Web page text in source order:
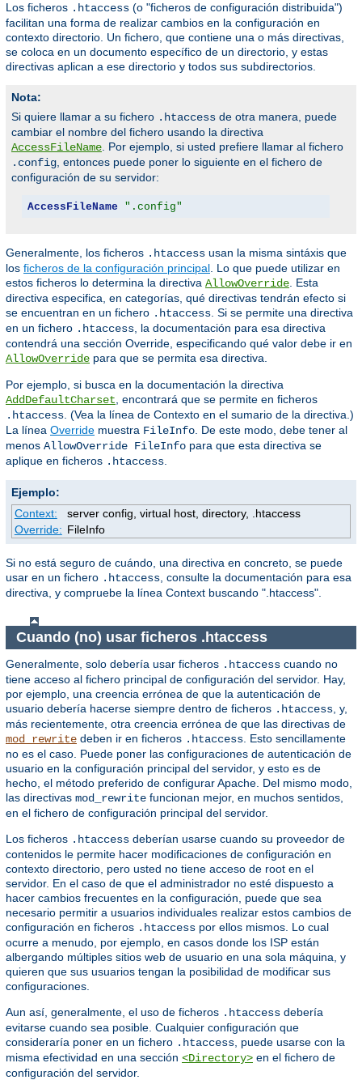
Los ficheros .htaccess (o "ficheros de configuración distribuida")
facilitan una forma de realizar cambios en la configuración en
contexto directorio. Un fichero, que contiene una o más directivas,
se coloca en un documento específico de un directorio, y estas
directivas aplican a ese directorio y todos sus subdirectorios.
Nota:
Si quiere llamar a su fichero .htaccess de otra manera, puede
cambiar el nombre del fichero usando la directiva
AccessFileName. Por ejemplo, si usted prefiere llamar al fichero
.config, entonces puede poner lo siguiente en el fichero de
configuración de su servidor:
AccessFileName ".config"
Generalmente, los ficheros .htaccess usan la misma sintáxis que
los ficheros de la configuración principal. Lo que puede utilizar en
estos ficheros lo determina la directiva AllowOverride. Esta
directiva especifica, en categorías, qué directivas tendrán efecto si
se encuentran en un fichero .htaccess. Si se permite una directiva
en un fichero .htaccess, la documentación para esa directiva
contendrá una sección Override, especificando qué valor debe ir en
AllowOverride para que se permita esa directiva.
Por ejemplo, si busca en la documentación la directiva
AddDefaultCharset, encontrará que se permite en ficheros
.htaccess. (Vea la línea de Contexto en el sumario de la directiva.)
La línea Override muestra FileInfo. De este modo, debe tener al
menos AllowOverride FileInfo para que esta directiva se
aplique en ficheros .htaccess.
Ejemplo:
Context:
server config, virtual host, directory, .htaccess
Override: FileInfo
Si no está seguro de cuándo, una directiva en concreto, se puede
usar en un fichero .htaccess, consulte la documentación para esa
directiva, y compruebe la línea Context buscando ".htaccess".
Cuando (no) usar ficheros .htaccess
Generalmente, solo debería usar ficheros .htaccess cuando no
tiene acceso al fichero principal de configuración del servidor. Hay,
por ejemplo, una creencia errónea de que la autenticación de
usuario debería hacerse siempre dentro de ficheros .htaccess , y,
más recientemente, otra creencia errónea de que las directivas de
mod_rewrite deben ir en ficheros .htaccess . Esto sencillamente
no es el caso. Puede poner las configuraciones de autenticación de
usuario en la configuración principal del servidor, y esto es de
hecho, el método preferido de configurar Apache. Del mismo modo,
las directivas mod_rewrite funcionan mejor, en muchos sentidos,
en el fichero de configuración principal del servidor.
Los ficheros .htaccess deberían usarse cuando su proveedor de
contenidos le permite hacer modificaciones de configuración en
contexto directorio, pero usted no tiene acceso de root en el
servidor. En el caso de que el administrador no esté dispuesto a
hacer cambios frecuentes en la configuración, puede que sea
necesario permitir a usuarios individuales realizar estos cambios de
configuración en ficheros .htaccess por ellos mismos. Lo cual
ocurre a menudo, por ejemplo, en casos donde los ISP están
albergando múltiples sitios web de usuario en una sola máquina, y
quieren que sus usuarios tengan la posibilidad de modificar sus
configuraciones.
Aun así, generalmente, el uso de ficheros .htaccess debería
evitarse cuando sea posible. Cualquier configuración que
consideraría poner en un fichero .htaccess , puede usarse con la
misma efectividad en una sección <Directory> en el fichero de
configuración del servidor.